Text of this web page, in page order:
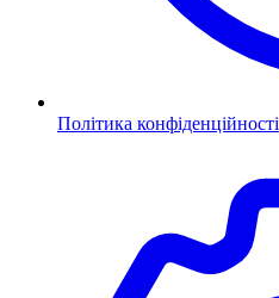
Політика конфіденційності